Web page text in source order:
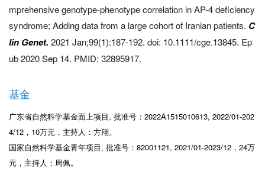
mprehensive genotype-phenotype correlation in AP-4 deficiency
syndrome; Adding data from a large cohort of Iranian patients. C
lin Genet. 2021 Jan;99(1):187-192. doi: 10.1111/cge.13845. Ep
ub 2020 Sep 14. PMID: 32895917.
基金
广东省自然科学基金面上项目, 批准号：2022A1515010613, 2022/01-202
4/12，10万元，主持人：方翔。
国家自然科学基金青年项目, 批准号：82001121, 2021/01-2023/12，24万
元，主持人：周佩。